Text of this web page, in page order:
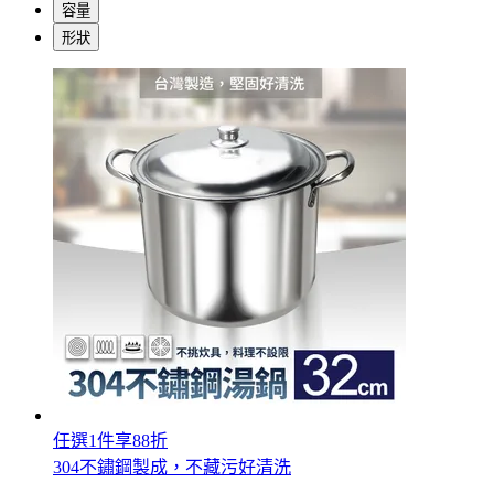
容量
形狀
任選1件享88折
304不鏽鋼製成，不藏污好清洗